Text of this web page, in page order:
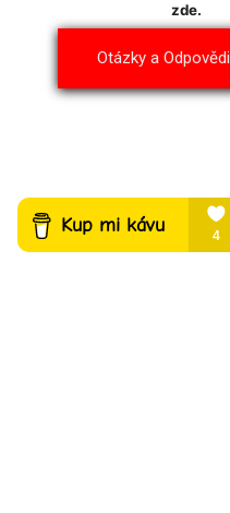
zde.
Otázky a Odpovědi